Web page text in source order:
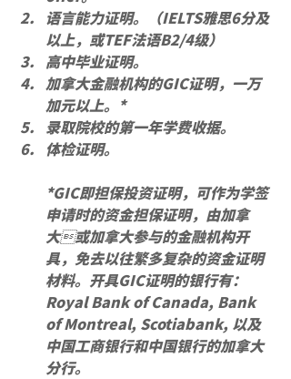
语言能力证明。（IELTS雅思6分及
以上，或TEF法语B2/4级）
高中毕业证明。
加拿大金融机构的GIC证明，一万
加元以上。*
录取院校的第一年学费收据。
体检证明。
*GIC即担保投资证明，可作为学签
申请时的资金担保证明，由加拿
大或加拿大参与的金融机构开
具，免去以往繁多复杂的资金证明
材料。开具GIC证明的银行有：
Royal Bank of Canada, Bank
of Montreal, Scotiabank, 以及
中国工商银行和中国银行的加拿大
分行。